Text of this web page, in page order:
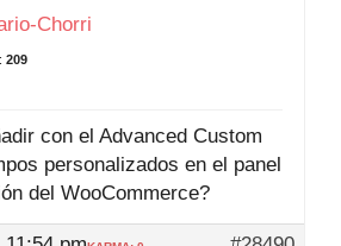
Chorri
209
con el Advanced Custom
personalizados en el panel
del WooCommerce?